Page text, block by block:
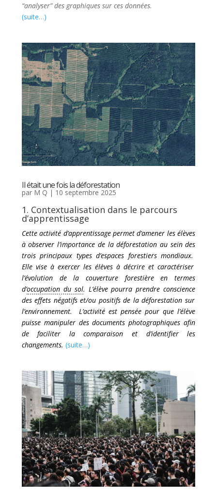
“analyser” des graphiques sur ces données.
(suite…)
Il était une fois la déforestation
par M Q | 10 septembre 2025
1. Contextualisation dans le parcours
d’apprentissage
Cette activité d’apprentissage permet d’amener les élèves
à observer l’importance de la déforestation au sein des
troisprincipaux types d’espaces forestiersmondiaux.
Elle vise à exercer les élèves à décrireet caractériser
l’évolution de la couverture forestière en termes
d’occupation du sol. L’élève pourra prendre conscience
des effets négatifs et/ou positifsde la déforestation sur
l’environnement.
L’activité est pensée pour que l’élève
puisse manipuler des documents photographiques afin
de faciliter la comparaison et d’identifier les
changements. (suite…)